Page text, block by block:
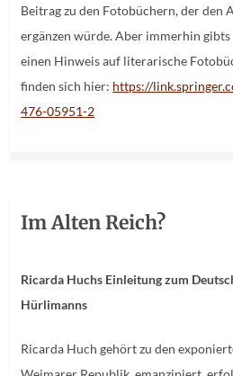
Beitrag zu den Fotobüchern, der den
ergänzen würde. Aber immerhin
einen Hinweis auf literarische
finden sich hier: https://
476-05951-2
Im Alten Reich?
Ricarda Huchs Einleitung zum
Hürlimanns
Ricarda Huch gehört zu den